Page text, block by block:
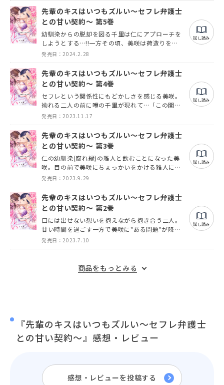
先輩のキスはいつもズルい～セフレ弁護士
との甘い契約～ 第5巻
幼馴染からの脱却を図る千里は仁にアプローチを
しようとする…!!一方その頃、美咲は荷造りをし
ていて…!?
発売日：2024.2.28
試し読み
先輩のキスはいつもズルい～セフレ弁護士
との甘い契約～ 第4巻
セフレという関係性にもどかしさを感じる美咲。
拗れる二人の前に噂の千里が現れて…「この関
係、終わりにしよう」
発売日：2023.11.17
試し読み
先輩のキスはいつもズルい～セフレ弁護士
との甘い契約～ 第3巻
仁の幼馴染(腐れ縁)の雅人と飲むことになった美
咲。目の前で美咲にちょっかいをかける雅人に嫉
妬心が募った仁は強引に…!!
発売日：2023.9.29
試し読み
先輩のキスはいつもズルい～セフレ弁護士
との甘い契約～ 第2巻
口には出せない想いを抱えながら抱き合う二人。
甘い時間を過ごす一方で美咲に"ある問題"が降り
かかってきて…!!
発売日：2023.7.10
試し読み
商品をもっとみる
『先輩のキスはいつもズルい～セフレ弁護士
との甘い契約～』感想・レビュー
感想・レビューを投稿する